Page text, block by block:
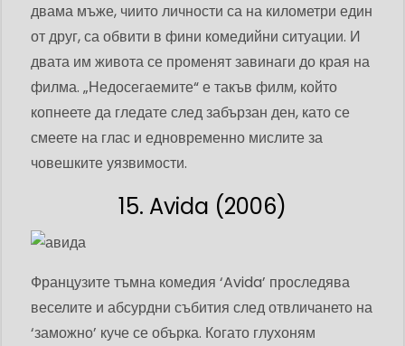
двама мъже, чиито личности са на километри един
от друг, са обвити в фини комедийни ситуации. И
двата им живота се променят завинаги до края на
филма. „Недосегаемите“ е такъв филм, който
копнеете да гледате след забързан ден, като се
смеете на глас и едновременно мислите за
човешките уязвимости.
15. Avida (2006)
Французите тъмна комедия ‘Avida’ проследява
веселите и абсурдни събития след отвличането на
‘заможно’ куче се обърка. Когато глухоням